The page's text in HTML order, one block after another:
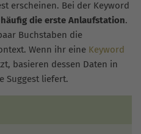
erscheinen. Bei der Keyword
häufig die erste Anlaufstation.
Buchstaben die
Wenn ihr eine Keyword
basieren dessen Daten in
Suggest liefert.